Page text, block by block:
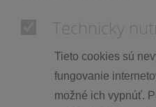
Technicky
Tieto cookies sú
fungovanie
možné ich vypnúť.